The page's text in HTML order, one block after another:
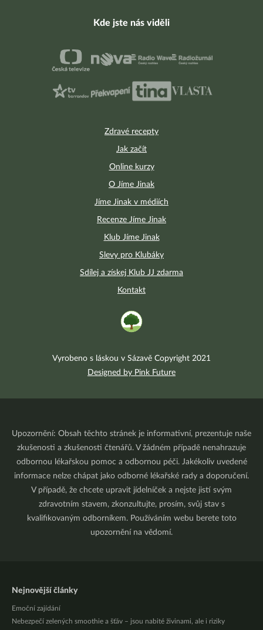
Zdravé recepty
Jak začít
Online kurzy
O Jíme Jinak
Jíme Jinak v médiích
Recenze Jíme Jinak
Klub Jíme Jinak
Slevy pro Klubáky
Sdílej a získej Klub JJ zdarma
Kontakt
Kde jste nás viděli
Vyrobeno s láskou v Sázavě Copyright 2021
Designed by Pink Future
Upozornění: Obsah těchto stránek je informativní, prezentuje naše
zkušenosti a zkušenosti čtenářů. V žádném případě nenahrazuje
odbornou lékařskou pomoc a odbornou péči. Jakékoliv uvedené
informace nelze chápat jako odborné lékařské rady a doporučení.
V případě, že chcete upravit jídelníček a nejste jistí svým
zdravotním stavem, zkonzultujte, prosím, svůj stav s
kvalifikovaným odborníkem. Používáním webu berete toto
upozornění na vědomí.
Nejnovější články
Emoční zajídání
Nebezpečí zelených smoothie a šťáv – jsou nabité živinami, ale i riziky